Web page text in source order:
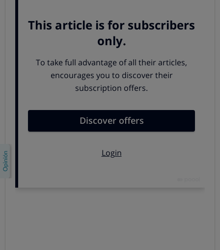
sin necesidad de dominar conceptos de molienda,
compactado o tiempos de extracción. Además, al
trabajar con café en grano recién molido, ofrecen un
muchas opciones basadas en café ya molido o
encapsulado. A esto se suma un alto grado de
personalización: según el modelo, es posible ajustar la
la finura de la molienda, e incluso guardar perfiles para
diferentes usuarios.